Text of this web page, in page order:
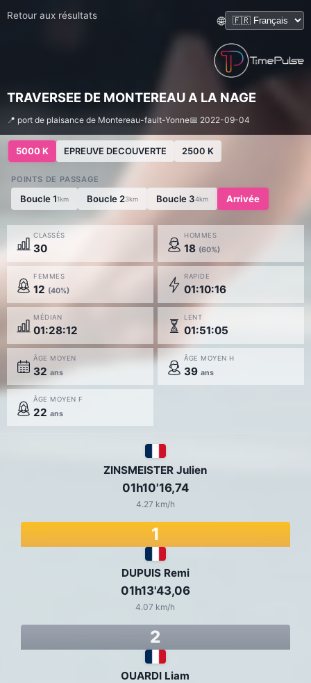
Retour aux résultats 🌐
TRAVERSEE DE MONTEREAU A LA NAGE
📍 port de plaisance de Montereau-fault-Yonne📅 2022-09-04
5000 K EPREUVE DECOUVERTE 2500 K
POINTS DE PASSAGE
Boucle 11km Boucle 23km Boucle 34km Arrivée
CLASSÉS
30
HOMMES
18 (60%)
FEMMES
12 (40%)
RAPIDE
01:10:16
MÉDIAN
01:28:12
LENT
01:51:05
ÂGE MOYEN
32 ans
ÂGE MOYEN H
39 ans
ÂGE MOYEN F
22 ans
DUPUIS Remi
01h13'43,06
4.07 km/h
2
ZINSMEISTER Julien
01h10'16,74
4.27 km/h
1
OUARDI Liam